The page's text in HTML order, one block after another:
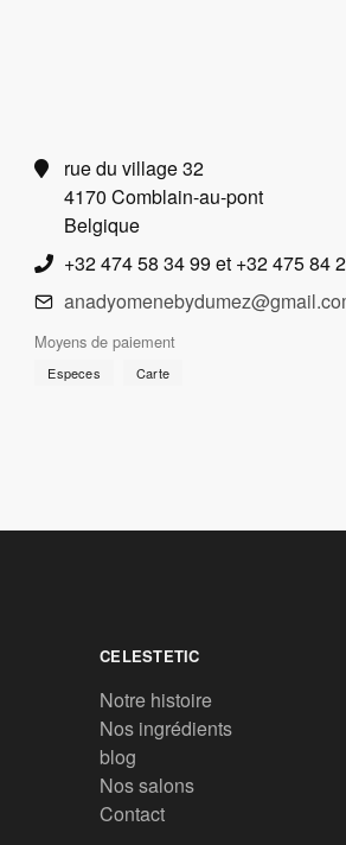
rue du village 32
4170 Comblain-au-pont
Belgique
+32 474 58 34 99 et +32 475 84
Moyens de paiement
Especes Carte
CELESTETIC
Notre histoire
Nos ingrédients
blog
Nos salons
Contact